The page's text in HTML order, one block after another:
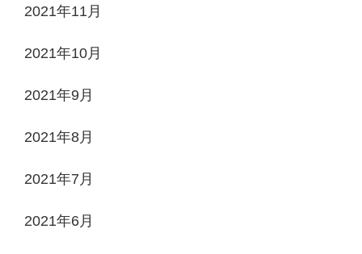
2021年11月
2021年10月
2021年9月
2021年8月
2021年7月
2021年6月